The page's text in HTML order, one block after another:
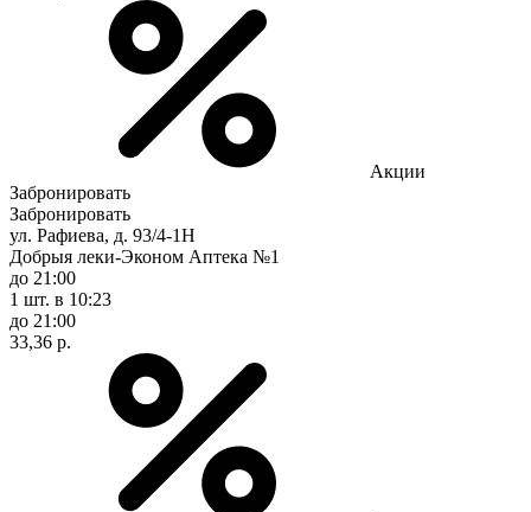
Акции
Забронировать
Забронировать
ул. Рафиева, д. 93/4-1Н
Добрыя леки-Эконом Аптека №1
до 21:00
1 шт. в 10:23
до 21:00
33,36 р.